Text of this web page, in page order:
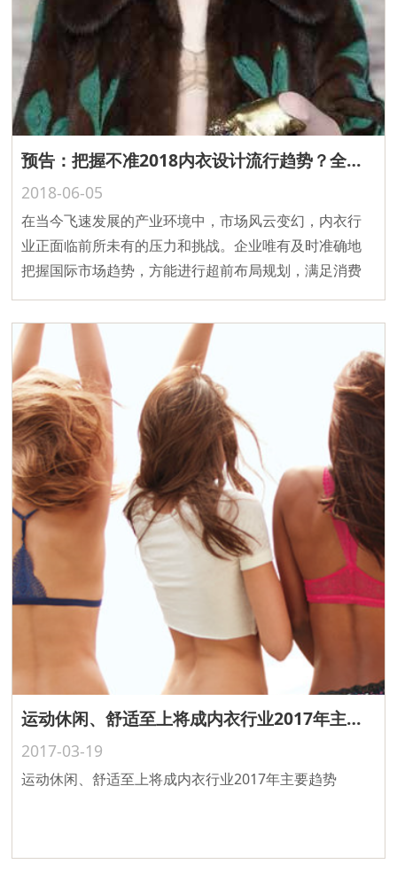
预告：把握不准2018内衣设计流行趋势？全球最顶尖的趋势预测机构WGSN为你揭晓！
2018-06-05
在当今飞速发展的产业环境中，市场风云变幻，内衣行
业正面临前所未有的压力和挑战。企业唯有及时准确地
把握国际市场趋势，方能进行超前布局规划，满足消费
者不断变化的需求，促使品牌成功发展。
运动休闲、舒适至上将成内衣行业2017年主要趋势
2017-03-19
运动休闲、舒适至上将成内衣行业2017年主要趋势